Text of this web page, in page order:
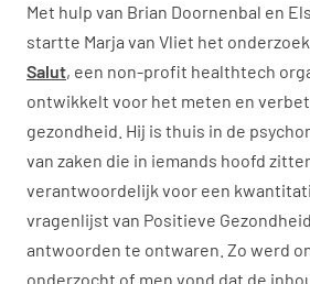
Met hulp van Brian Doornenbal en
startte Marja van Vliet het
Salut, een non-profit healthtech
ontwikkelt voor het meten en
gezondheid. Hij is thuis in de
van zaken die in iemands hoofd
verantwoordelijk voor een
vragenlijst van Positieve
antwoorden te ontwaren. Zo werd
onderzocht of men vond dat de